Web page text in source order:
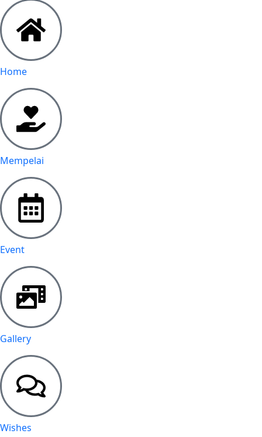
Home
Mempelai
Event
Gallery
Wishes